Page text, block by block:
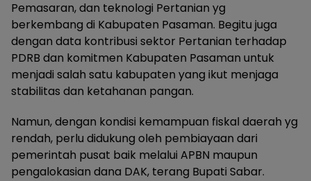
Pemasaran, dan teknologi Pertanian yg
berkembang di Kabupaten Pasaman. Begitu juga
dengan data kontribusi sektor Pertanian terhadap
PDRB dan komitmen Kabupaten Pasaman untuk
menjadi salah satu kabupaten yang ikut menjaga
stabilitas dan ketahanan pangan.
Namun, dengan kondisi kemampuan fiskal daerah yg
rendah, perlu didukung oleh pembiayaan dari
pemerintah pusat baik melalui APBN maupun
pengalokasian dana DAK, terang Bupati Sabar.